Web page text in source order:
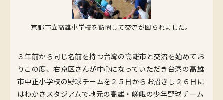
京都市立高雄小学校を訪問して交流が図られました。
３年前から同じ名前を持つ台湾の高雄市と交流を始めてお
りこの度、右京区さんが中心になっていただき台湾の高雄
市中正小学校の野球チームを２５日からお招きし２６日に
はわかさスタジアムで地元の高雄・嵯峨の少年野球チーム